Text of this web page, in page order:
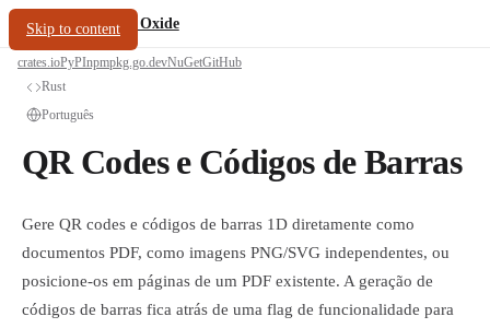
Skip to content
oxide.fyi/PDF Oxide
crates.ioPyPInpmpkg.go.devNuGetGitHub
Rust
Português
QR Codes e Códigos de Barras
Gere QR codes e códigos de barras 1D diretamente como
documentos PDF, como imagens PNG/SVG independentes, ou
posicione-os em páginas de um PDF existente. A geração de
códigos de barras fica atrás de uma flag de funcionalidade para